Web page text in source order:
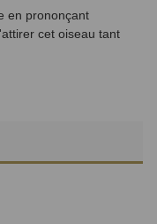
en prononçant
cet oiseau tant